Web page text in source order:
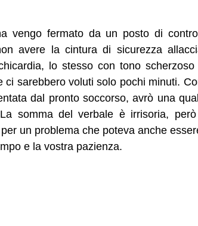
vengo fermato da un posto di
avere la cintura di sicurezza
lo stesso con tono
ci sarebbero voluti solo pochi minuti.
dal pronto soccorso, avrò una
somma del verbale è irrisoria,
un problema che poteva anche
e la vostra pazienza.